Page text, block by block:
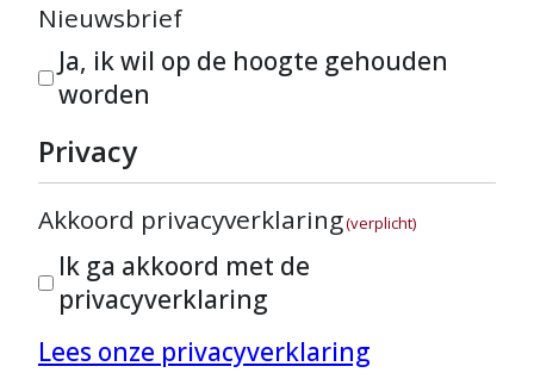
Nieuwsbrief
Ja, ik wil op de hoogte gehouden
worden
Privacy
Akkoord privacyverklaring(verplicht)
Ik ga akkoord met de
privacyverklaring
Lees onze privacyverklaring